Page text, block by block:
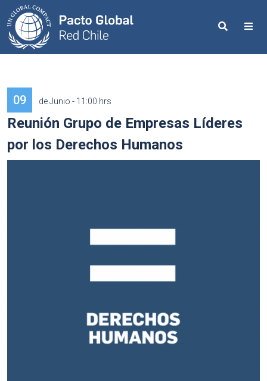
Search
09 de Junio - 11:00 hrs
Reunión Grupo de Empresas Líderes
por los Derechos Humanos